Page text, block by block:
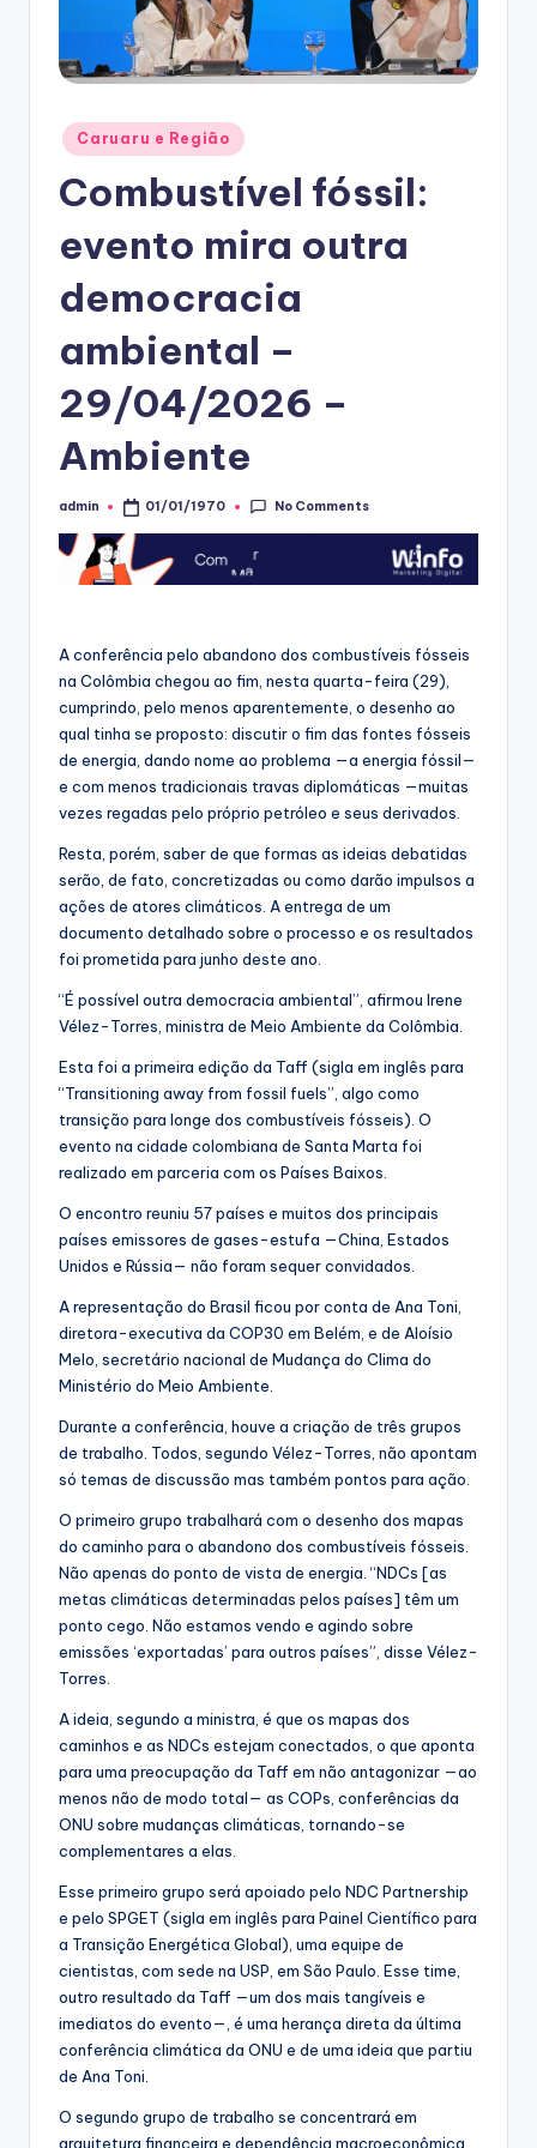
Posted
in
Caruaru e Região
Combustível fóssil:
evento mira outra
democracia
ambiental –
29/04/2026 –
Ambiente
Posted
admin 01/01/1970 No Comments
A conferência pelo abandono dos combustíveis fósseis
na Colômbia chegou ao fim, nesta quarta-feira (29),
cumprindo, pelo menos aparentemente, o desenho ao
qual tinha se proposto: discutir o fim das fontes fósseis
de energia, dando nome ao problema —a energia fóssil—
e com menos tradicionais travas diplomáticas —muitas
vezes regadas pelo próprio petróleo e seus derivados.
Resta, porém, saber de que formas as ideias debatidas
serão, de fato, concretizadas ou como darão impulsos a
ações de atores climáticos. A entrega de um
documento detalhado sobre o processo e os resultados
foi prometida para junho deste ano.
“É possível outra democracia ambiental”, afirmou Irene
Vélez-Torres, ministra de Meio Ambiente da Colômbia.
Esta foi a primeira edição da Taff (sigla em inglês para
“Transitioning away from fossil fuels”, algo como
transição para longe dos combustíveis fósseis). O
evento na cidade colombiana de Santa Marta foi
realizado em parceria com os Países Baixos.
O encontro reuniu 57 países e muitos dos principais
países emissores de gases-estufa —China, Estados
Unidos e Rússia— não foram sequer convidados.
A representação do Brasil ficou por conta de Ana Toni,
diretora-executiva da COP30 em Belém, e de Aloísio
Melo, secretário nacional de Mudança do Clima do
Ministério do Meio Ambiente.
Durante a conferência, houve a criação de três grupos
de trabalho. Todos, segundo Vélez-Torres, não apontam
só temas de discussão mas também pontos para ação.
O primeiro grupo trabalhará com o desenho dos mapas
do caminho para o abandono dos combustíveis fósseis.
Não apenas do ponto de vista de energia. “NDCs [as
metas climáticas determinadas pelos países] têm um
ponto cego. Não estamos vendo e agindo sobre
emissões ‘exportadas’ para outros países”, disse Vélez-
Torres.
A ideia, segundo a ministra, é que os mapas dos
caminhos e as NDCs estejam conectados, o que aponta
para uma preocupação da Taff em não antagonizar —ao
menos não de modo total— as COPs, conferências da
ONU sobre mudanças climáticas, tornando-se
complementares a elas.
Esse primeiro grupo será apoiado pelo NDC Partnership
e pelo SPGET (sigla em inglês para Painel Científico para
a Transição Energética Global), uma equipe de
cientistas, com sede na USP, em São Paulo. Esse time,
outro resultado da Taff —um dos mais tangíveis e
imediatos do evento—, é uma herança direta da última
conferência climática da ONU e de uma ideia que partiu
de Ana Toni.
O segundo grupo de trabalho se concentrará em
arquitetura financeira e dependência macroeconômica